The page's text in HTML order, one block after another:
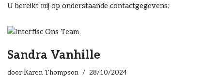
U bereikt mij op onderstaande contactgegevens:
Sandra Vanhille
door Karen Thompson 28/10/2024